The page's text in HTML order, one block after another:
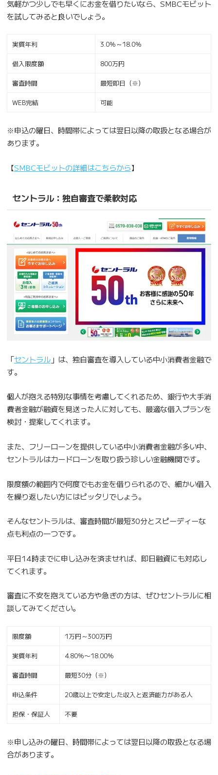
気軽かつ少しでも早くにお金を借りたいなら、SMBCモビット
を試してみると良いでしょう。
実質年利 3.0％～18.0％
借入限度額 800万円
審査時間 最短即日（※）
WEB完結 可能
※申込の曜日、時間帯によっては翌日以降の取扱となる場合が
あります。
【SMBCモビットの詳細はこちらから】
セントラル：独自審査で柔軟対応
「セントラル」は、独自審査を導入している中小消費者金融で
す。
個人が抱える特別な事情を考慮してくれるため、銀行や大手消
費者金融が融資を見送った人に対しても、最適な借入プランを
検討・提案してくれます。
また、フリーローンを提供している中小消費者金融が多い中、
セントラルはカードローンを取り扱う珍しい金融機関です。
限度額の範囲内で何度でもお金を借りられるので、細かい借入
を繰り返したい方にはピッタリでしょう。
そんなセントラルは、審査時間が最短30分とスピーディーな
点も利点の一つです。
平日14時までに申し込みを済ませれば、即日融資にも対応し
てくれます。
審査に不安を抱えている方や急ぎの方は、ぜひセントラルに相
談してみてください。
限度額 1万円～300万円
実質年利 4.80％〜18.00％
審査時間 最短30分（※）
申込条件 20歳以上で安定した収入と返済能力がある人
担保・保証人 不要
※申し込みの曜日、時間帯によっては翌日以降の取扱となる場
合があります。